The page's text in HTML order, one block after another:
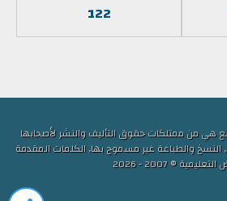
122
هي من ممتلكات حقوق التأليف والنشر لأصحابها
والطباعة غير مسموح بها, الكلمات المقدمة
© 2007 - 2026